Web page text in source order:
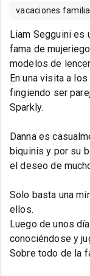
vacaciones
Liam Segguini es
fama de
modelos de
En una visita a
fingiendo ser
Sparkly.
Danna es
biquinis y por su
el deseo de
Solo basta una
ellos.
Luego de unos
conociéndose y
Sobre todo de la